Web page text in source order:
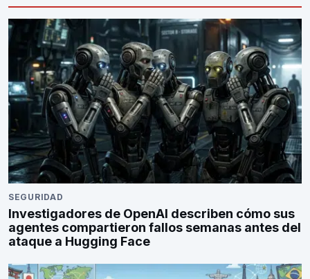
SEGURIDAD
Investigadores de OpenAI describen cómo sus
agentes compartieron fallos semanas antes del
ataque a Hugging Face